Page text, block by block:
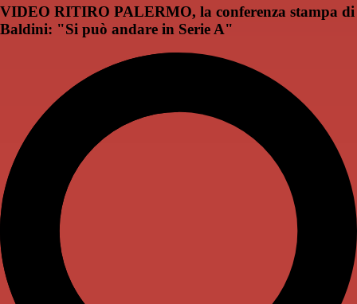
VIDEO RITIRO PALERMO, la conferenza stampa di
Baldini: "Si può andare in Serie A"